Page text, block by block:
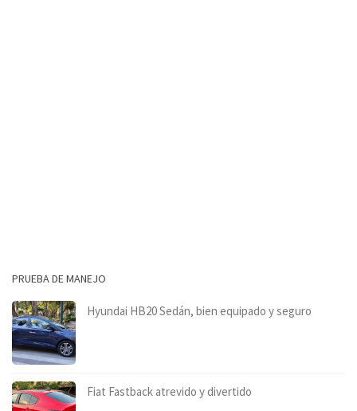
PRUEBA DE MANEJO
Hyundai HB20 Sedán, bien equipado y seguro
Fiat Fastback atrevido y divertido